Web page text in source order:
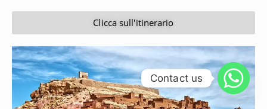
Clicca sull'itinerario
Contact us